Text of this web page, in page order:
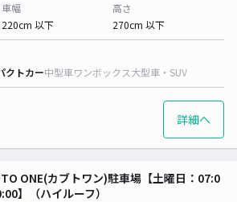
車幅
220cm 以下
高さ
270cm 以下
クトカー中型車ワンボックス大型車・SUV
詳細へ
ONE(カブトワン)駐車場【土曜日：07:0
】（ハイルーフ）